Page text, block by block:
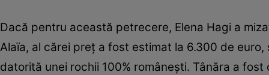
Dacă pentru această petrecere, Elena Hagi a
Alaïa, al cărei preț a fost estimat la 6.300 de
datorită unei rochii 100% românești. Tânăra a